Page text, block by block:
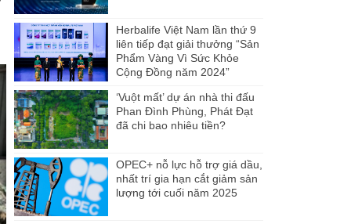
Herbalife Việt Nam lần thứ 9
liên tiếp đạt giải thưởng “Sản
Phẩm Vàng Vì Sức Khỏe
Cộng Đồng năm 2024”
‘Vuột mất’ dự án nhà thi đấu
Phan Đình Phùng, Phát Đạt
đã chi bao nhiêu tiền?
OPEC+ nỗ lực hỗ trợ giá dầu,
nhất trí gia hạn cắt giảm sản
lượng tới cuối năm 2025